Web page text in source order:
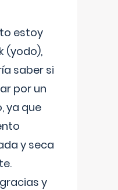
estoy
(yodo),
saber si
por un
ya que
y seca
y